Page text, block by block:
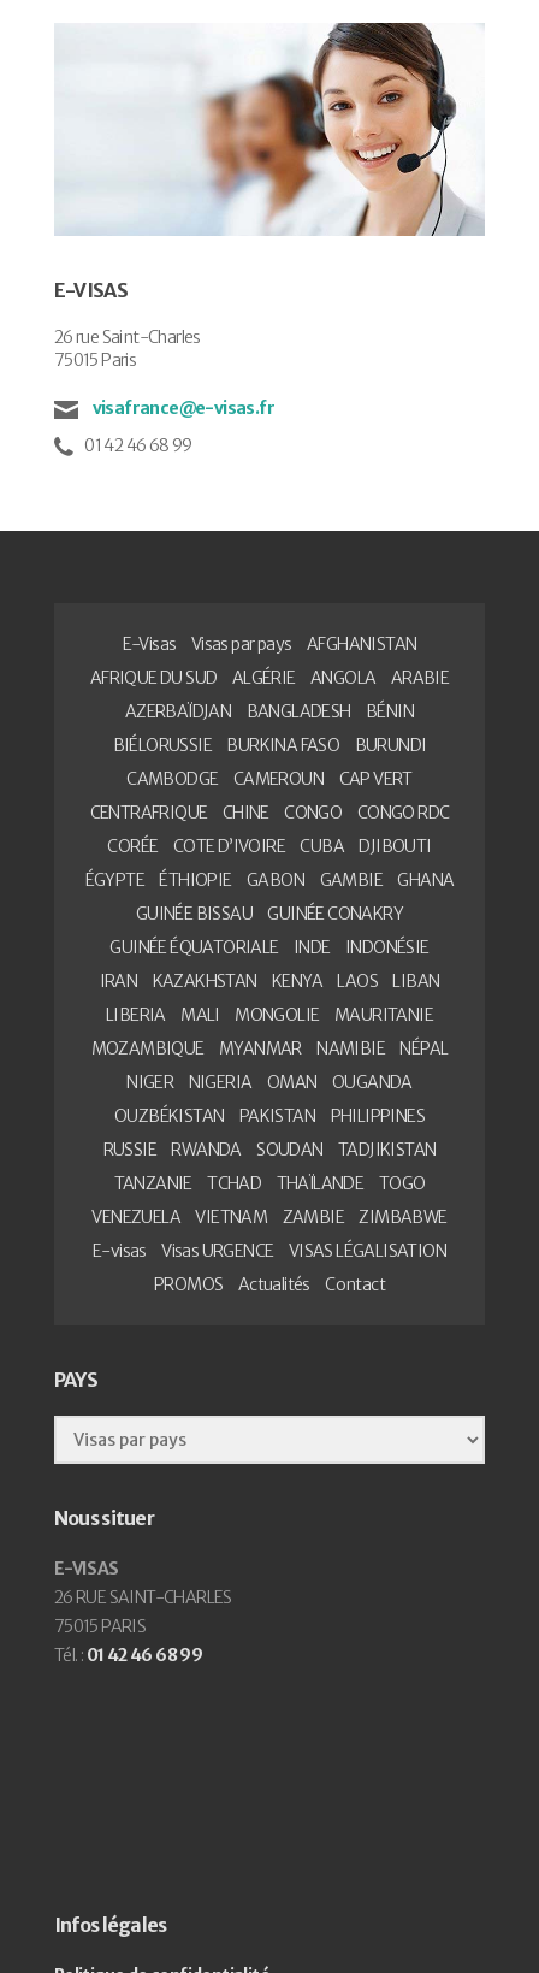
E-VISAS
26 rue Saint-Charles
75015 Paris
visafrance@e-visas.fr
01 42 46 68 99
E-Visas Visas par pays
AFGHANISTAN
AFRIQUE DU SUD
ALGÉRIE ANGOLA
ARABIE
AZERBAÏDJAN
BANGLADESH
BÉNIN
BIÉLORUSSIE
BURKINA FASO
BURUNDI
CAMBODGE
CAMEROUN
CAP VERT
CENTRAFRIQUE
CHINE CONGO
CONGO RDC
CORÉE
COTE D’IVOIRE CUBA
DJIBOUTI
ÉGYPTE
ÉTHIOPIE GABON GAMBIE
GHANA
GUINÉE BISSAU
GUINÉE CONAKRY
GUINÉE ÉQUATORIALE
INDE
INDONÉSIE
IRAN
KAZAKHSTAN KENYA LAOS
LIBAN
LIBERIA
MALI MONGOLIE
MAURITANIE
MOZAMBIQUE
MYANMAR NAMIBIE
NÉPAL
NIGER
NIGERIA OMAN
OUGANDA
OUZBÉKISTAN
PAKISTAN
PHILIPPINES
RUSSIE
RWANDA SOUDAN
TADJIKISTAN
TANZANIE
TCHAD THAÏLANDE
TOGO
VENEZUELA
VIETNAM ZAMBIE
ZIMBABWE
E-visas
Visas URGENCE
VISAS LÉGALISATION
PROMOS
Actualités Contact
PAYS
Nous situer
E-VISAS
26 RUE SAINT-CHARLES
75015 PARIS
Tél. : 01 42 46 68 99
Infos légales